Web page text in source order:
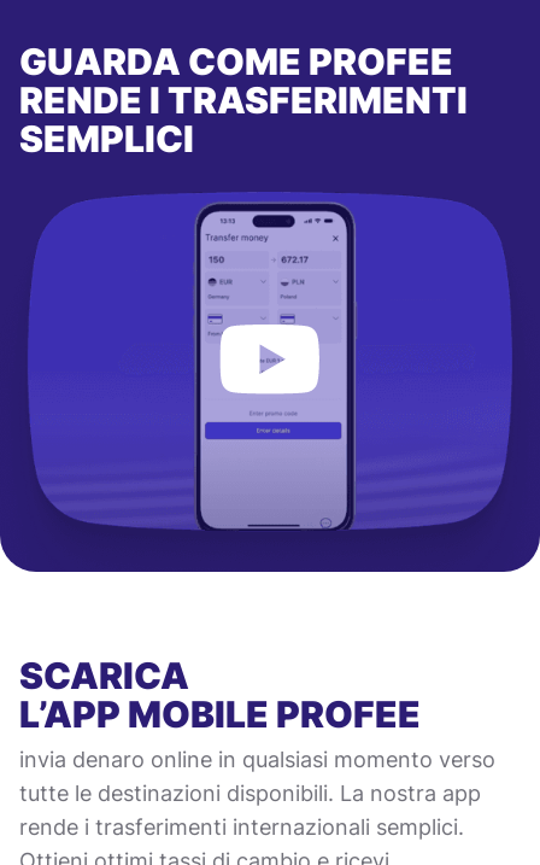
GUARDA COME PROFEE
RENDE I TRASFERIMENTI
SEMPLICI
SCARICA
L’APP MOBILE PROFEE
invia denaro online in qualsiasi momento verso
tutte le destinazioni disponibili. La nostra app
rende i trasferimenti internazionali semplici.